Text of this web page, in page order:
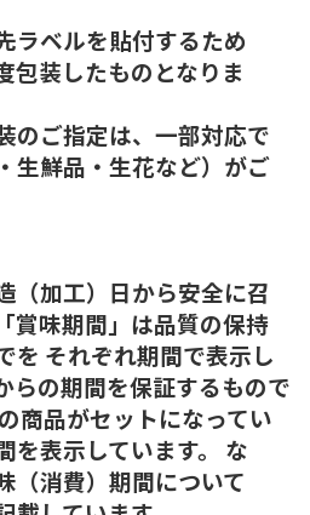
ラベルを貼付するため
包装したものとなりま
のご指定は、一部対応で
生鮮品・生花など）がご
（加工）日から安全に召
賞味期間」は品質の保持
を それぞれ期間で表示し
らの期間を保証するもので
商品がセットになってい
を表示しています。 な
（消費）期間について